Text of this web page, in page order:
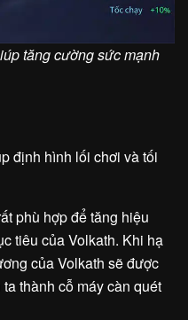
tăng cường sức mạnh
định hình lối chơi và tối
phù hợp để tăng hiệu
tiêu của Volkath. Khi hạ
của Volkath sẽ được
thành cỗ máy càn quét